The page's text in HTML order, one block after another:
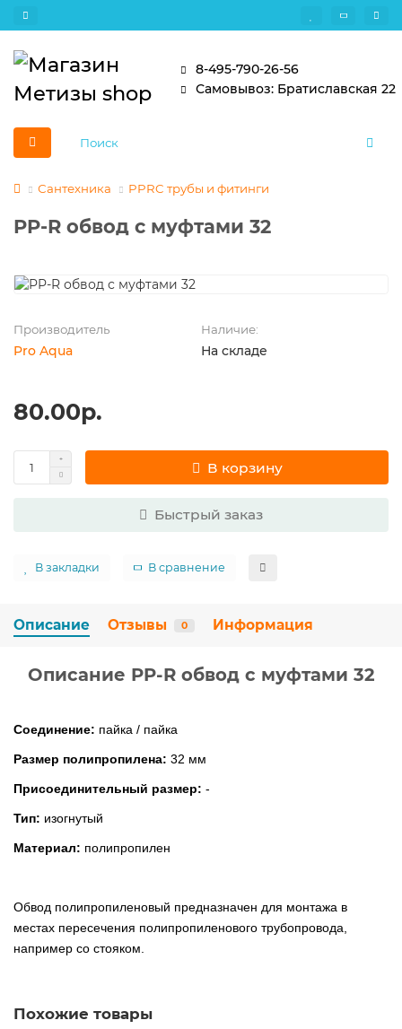
8-495-790-26-56
Самовывоз: Братиславская 22
Сантехника PPRC трубы и фитинги
PP-R обвод с муфтами 32
Производитель
Pro Aqua
Наличие:
На складе
80.00р.
В корзину
Быстрый заказ
В закладки В сравнение
Описание Отзывы 0 Информация
Описание PP-R обвод с муфтами 32
Соединение: пайка / пайка
Размер полипропилена: 32 мм
Присоединительный размер: -
Тип: изогнутый
Материал: полипропилен
Обвод полипропиленовый предназначен для монтажа в
местах пересечения полипропиленового трубопровода,
например со стояком.
Похожие товары